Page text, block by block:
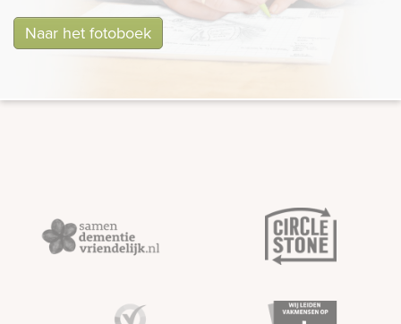
Naar het fotoboek